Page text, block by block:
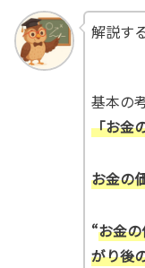
解説す
基本の
「お金
お金の
“お金
がり後